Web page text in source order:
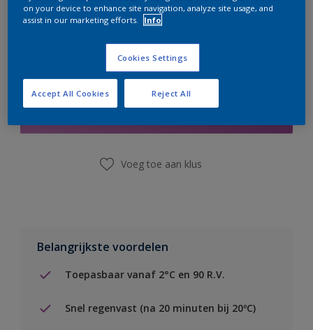
Boodschappenlijst
Voeg toe aan klus
Belangrijkste voordelen
Toepasbaar vanaf 2°C en 90 R.V.
Snel regenvast (na 20 minuten bij 20ºC)
on your device to enhance site navigation, analyze site usage, and
assist in our marketing efforts.
Info
Cookies Settings
Reject All
Accept All Cookies